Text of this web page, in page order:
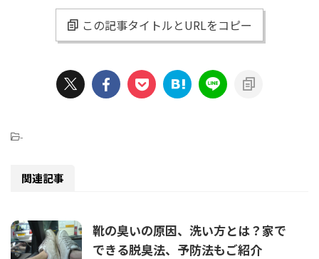
この記事タイトルとURLをコピー
-
関連記事
靴の臭いの原因、洗い方とは？家で
できる脱臭法、予防法もご紹介